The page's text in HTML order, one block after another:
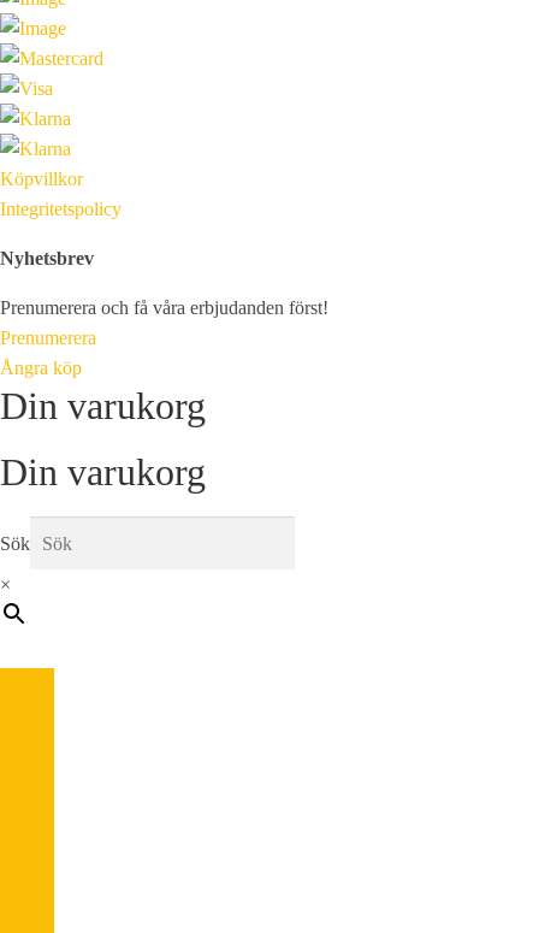
Köpvillkor
Integritetspolicy
Nyhetsbrev
Prenumerera och få våra erbjudanden först!
Prenumerera
Ångra köp
Din varukorg
Din varukorg
Sök
×